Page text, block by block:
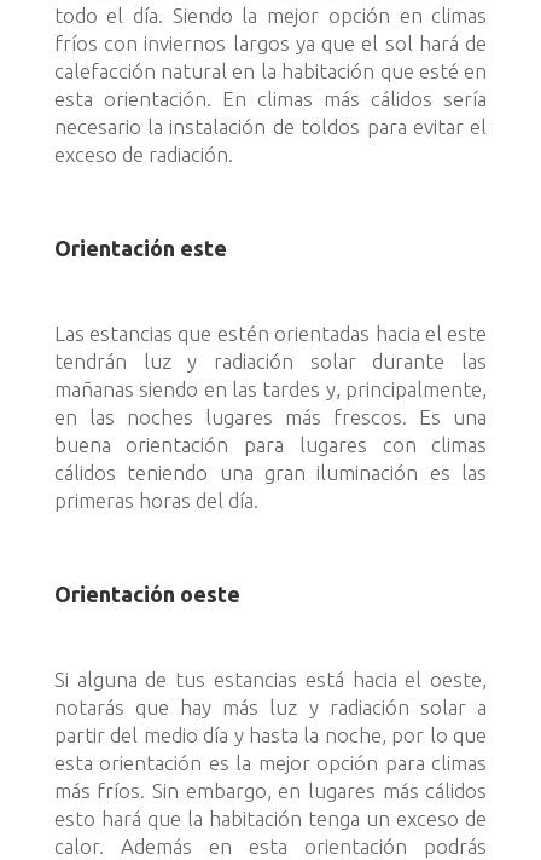
todo el día. Siendo la mejor opción en climas
fríos con inviernos largos ya que el sol hará de
calefacción natural en la habitación que esté en
esta orientación. En climas más cálidos sería
necesario la instalación de toldos para evitar el
exceso de radiación.
Orientación este
Las estancias que estén orientadas hacia el este
tendrán luz y radiación solar durante las
mañanas siendo en las tardes y, principalmente,
en las noches lugares más frescos. Es una
buena orientación para lugares con climas
cálidos teniendo una gran iluminación es las
primeras horas del día.
Orientación oeste
Si alguna de tus estancias está hacia el oeste,
notarás que hay más luz y radiación solar a
partir del medio día y hasta la noche, por lo que
esta orientación es la mejor opción para climas
más fríos. Sin embargo, en lugares más cálidos
esto hará que la habitación tenga un exceso de
calor. Además en esta orientación podrás